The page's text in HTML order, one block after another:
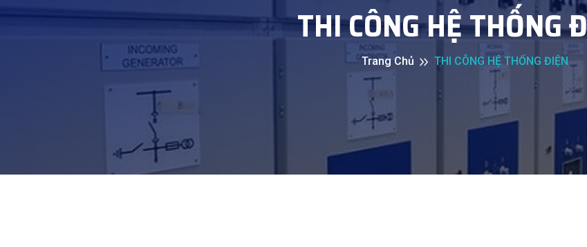
THI CÔNG HỆ THỐNG
Trang Chủ THI CÔNG HỆ THỐNG ĐIỆN